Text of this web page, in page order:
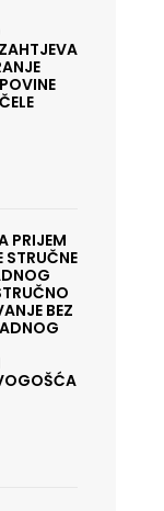
PRIJEM
STRUČNE
BEZ